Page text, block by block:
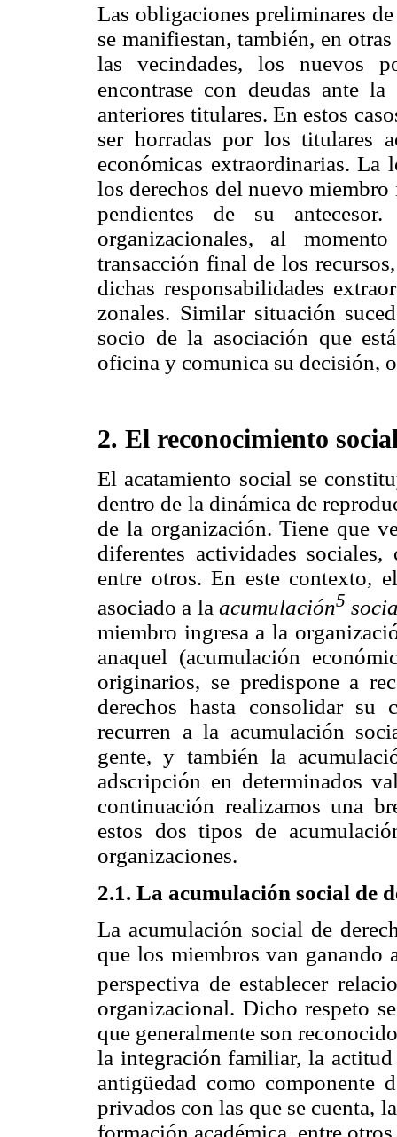
Las obligaciones preliminares
se manifiestan, también, en
las vecindades, los nuevos
encontrase con deudas ante
anteriores titulares. En estos
ser horradas por los titulares
económicas extraordinarias. La
los derechos del nuevo
pendientes de su
organizacionales, al
transacción final de los
dichas responsabilidades
zonales. Similar situación
socio de la asociación que
oficina y comunica su decisión,
2. El reconocimiento
El acatamiento social se
dentro de la dinámica de
de la organización. Tiene que
diferentes actividades
entre otros. En este contexto,
asociado a la acumulación5
miembro ingresa a la
anaquel (acumulación
originarios, se predispone a
derechos hasta consolidar
recurren a la acumulación
gente, y también la
adscripción en determinados
continuación realizamos una
estos dos tipos de
organizaciones.
2.1. La acumulación social de
La acumulación social de
que los miembros van ganando
perspectiva de establecer
organizacional. Dicho respeto
que generalmente son
la integración familiar, la
antigüedad como componente
privados con las que se cuenta,
formación académica, entre otros.